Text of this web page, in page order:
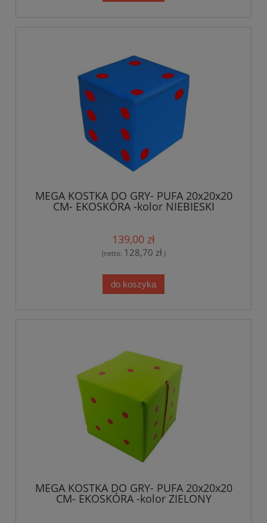
MEGA KOSTKA DO GRY- PUFA 20x20x20
CM- EKOSKÓRA -kolor NIEBIESKI
139,00 zł
(netto: 128,70 zł)
do koszyka
MEGA KOSTKA DO GRY- PUFA 20x20x20
CM- EKOSKÓRA -kolor ZIELONY